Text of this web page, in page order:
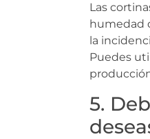
Las
humedad
la
Puedes
5.